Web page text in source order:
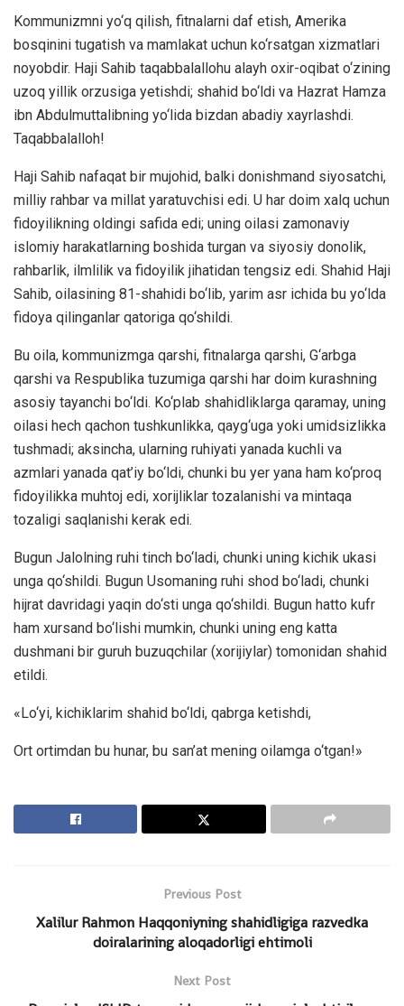
Kommunizmni yo‘q qilish, fitnalarni daf etish, Amerika
bosqinini tugatish va mamlakat uchun ko‘rsatgan xizmatlari
noyobdir. Haji Sahib taqabbalallohu alayh oxir-oqibat o‘zining
uzoq yillik orzusiga yetishdi; shahid bo‘ldi va Hazrat Hamza
ibn Abdulmuttalibning yo‘lida bizdan abadiy xayrlashdi.
Taqabbalalloh!
Haji Sahib nafaqat bir mujohid, balki donishmand siyosatchi,
milliy rahbar va millat yaratuvchisi edi. U har doim xalq uchun
fidoyilikning oldingi safida edi; uning oilasi zamonaviy
islomiy harakatlarning boshida turgan va siyosiy donolik,
rahbarlik, ilmlilik va fidoyilik jihatidan tengsiz edi. Shahid Haji
Sahib, oilasining 81-shahidi bo‘lib, yarim asr ichida bu yo‘lda
fidoya qilinganlar qatoriga qo‘shildi.
Bu oila, kommunizmga qarshi, fitnalarga qarshi, G‘arbga
qarshi va Respublika tuzumiga qarshi har doim kurashning
asosiy tayanchi bo‘ldi. Ko‘plab shahidliklarga qaramay, uning
oilasi hech qachon tushkunlikka, qayg‘uga yoki umidsizlikka
tushmadi; aksincha, ularning ruhiyati yanada kuchli va
azmlari yanada qat’iy bo‘ldi, chunki bu yer yana ham ko‘proq
fidoyilikka muhtoj edi, xorijliklar tozalanishi va mintaqa
tozaligi saqlanishi kerak edi.
Bugun Jalolning ruhi tinch bo‘ladi, chunki uning kichik ukasi
unga qo‘shildi. Bugun Usomaning ruhi shod bo‘ladi, chunki
hijrat davridagi yaqin do‘sti unga qo‘shildi. Bugun hatto kufr
ham xursand bo‘lishi mumkin, chunki uning eng katta
dushmani bir guruh buzuqchilar (xorijiylar) tomonidan shahid
etildi.
«Lo‘yi, kichiklarim shahid bo‘ldi, qabrga ketishdi,
Ort ortimdan bu hunar, bu san’at mening oilamga o‘tgan!»
Previous Post
Xalilur Rahmon Haqqoniyning shahidligiga razvedka
doiralarining aloqadorligi ehtimoli
Next Post